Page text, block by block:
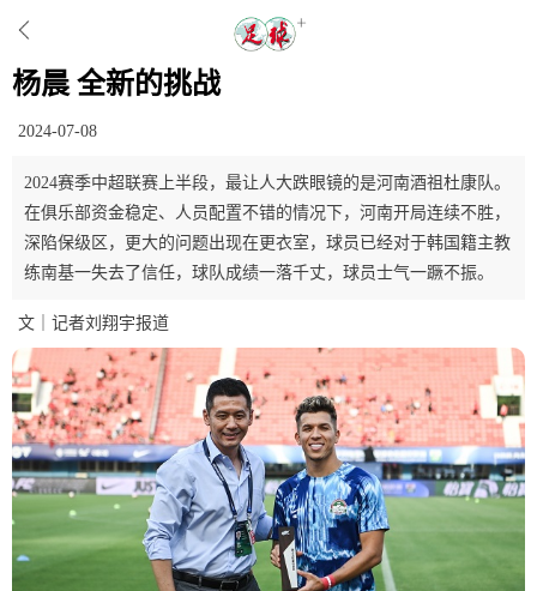
杨晨 全新的挑战
2024-07-08
2024赛季中超联赛上半段，最让人大跌眼镜的是河南酒祖杜康队。
在俱乐部资金稳定、人员配置不错的情况下，河南开局连续不胜，
深陷保级区，更大的问题出现在更衣室，球员已经对于韩国籍主教
练南基一失去了信任，球队成绩一落千丈，球员士气一蹶不振。
文｜记者刘翔宇报道